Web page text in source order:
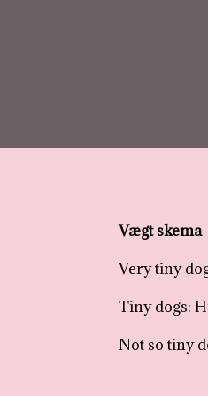
Vægt skema
Very tiny
Tiny dogs:
Not so tiny